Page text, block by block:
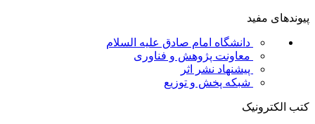
پیوندهای مفید
دانشگاه امام صادق علیه السلام
معاونت پژوهش و فناوری
پیشنهاد نشر اثر
شبکه پخش و توزیع
کتب الکترونیک